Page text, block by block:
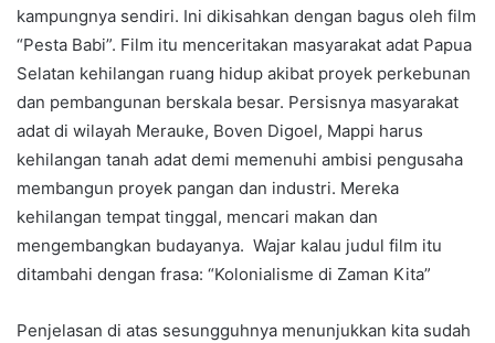
kampungnya sendiri. Ini dikisahkan dengan bagus oleh film
“Pesta Babi”. Film itu menceritakan masyarakat adat Papua
Selatan kehilangan ruang hidup akibat proyek perkebunan
dan pembangunan berskala besar. Persisnya masyarakat
adat di wilayah Merauke, Boven Digoel, Mappi harus
kehilangan tanah adat demi memenuhi ambisi pengusaha
membangun proyek pangan dan industri. Mereka
kehilangan tempat tinggal, mencari makan dan
mengembangkan budayanya. Wajar kalau judul film itu
ditambahi dengan frasa: “Kolonialisme di Zaman Kita”
Penjelasan di atas sesungguhnya menunjukkan kita sudah